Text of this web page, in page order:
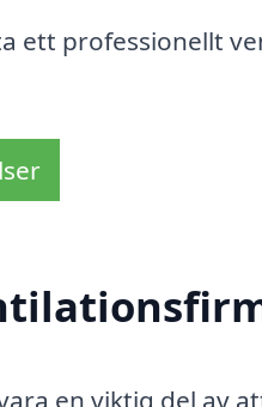
ett professionellt
en viktig del av